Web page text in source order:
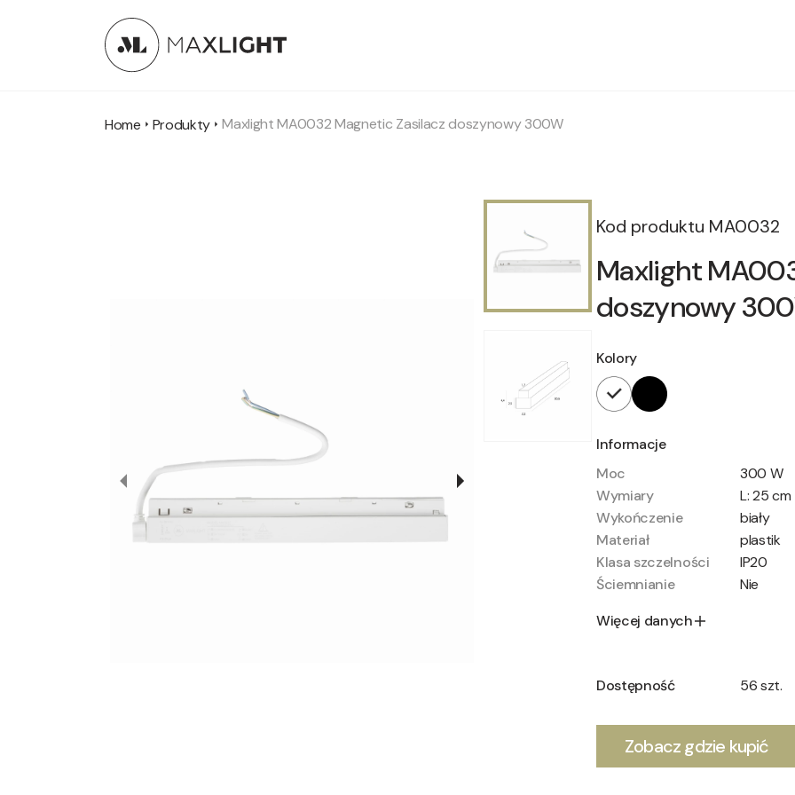
Home Produkty Maxlight MA0032 Magnetic Zasilacz doszynowy 300W
Kod produktu MA0032
Maxlight
doszynowy
Kolory
Informacje
Moc
300 W
Wymiary
L: 25 cm
Wykończenie
biały
Materiał
plastik
Klasa szczelności
IP20
Ściemnianie
Nie
Więcej danych
Dostępność 56 szt.
Zobacz gdzie kupić